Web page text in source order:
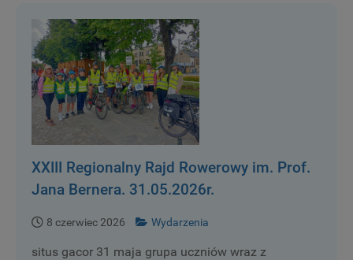
XXIII Regionalny Rajd Rowerowy im. Prof.
Jana Bernera. 31.05.2026r.
8 czerwiec 2026 Wydarzenia
situs gacor 31 maja grupa uczniów wraz z